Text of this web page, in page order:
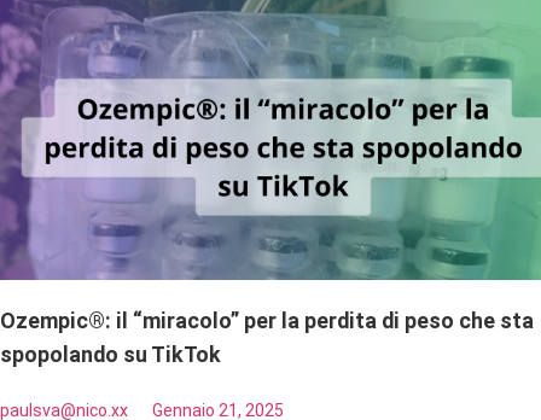
Ozempic®: il “miracolo” per la perdita di peso che sta
spopolando su TikTok
paulsva@nico.xx Gennaio 21, 2025